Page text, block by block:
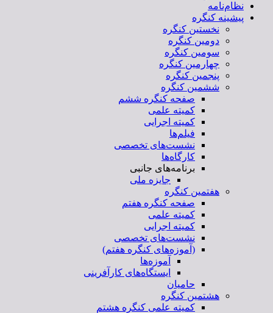
نظام‌نامه
پیشینه کنگره
نخستین کنگره
دومین کنگره
سومین کنگره
چهارمین کنگره
پنجمین کنگره
ششمین کنگره
صفحه کنگره ششم
کمیته علمی
کمیته اجرایی
فیلم‌ها
نشست‌های تخصصی
کارگاه‌ها
برنامه‌های جانبی
جایزه ملی
هفتمین کنگره
صفحه کنگره هفتم
کمیته علمی
کمیته اجرایی
نشست‌های تخصصی
(آموزه‌های کنگره هفتم)
آموزه‌ها
ایستگاه‌های کارآفرینی
حامیان
هشتمین کنگره
کمیته علمی کنگره هشتم